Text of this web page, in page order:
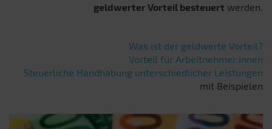
geldwerter Vorteil besteuert werden.
Was ist der geldwerte Vorteil?
Vorteil für Arbeitnehmer:innen
Steuerliche Handhabung unterschiedlicher Leistungen
mit Beispielen